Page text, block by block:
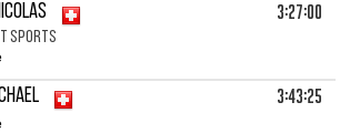
SPORTS
3:27:00
3:43:25